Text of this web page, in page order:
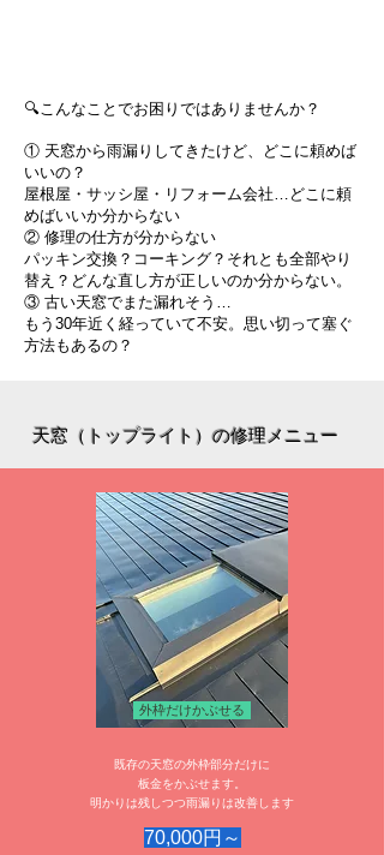
🔍こんなことでお困りではありませんか？
① 天窓から雨漏りしてきたけど、どこに頼めば
いいの？
屋根屋・サッシ屋・リフォーム会社…どこに頼
めばいいか分からない
② 修理の仕方が分からない
パッキン交換？コーキング？それとも全部やり
替え？どんな直し方が正しいのか分からない。
③ 古い天窓でまた漏れそう…
もう30年近く経っていて不安。思い切って塞ぐ
方法もあるの？
天窓（トップライト）の修理メニュー
外枠だけかぶせる
既存の天窓の外枠部分だけに
板金をかぶせます。
明かりは残しつつ雨漏りは改善します
70,000円～